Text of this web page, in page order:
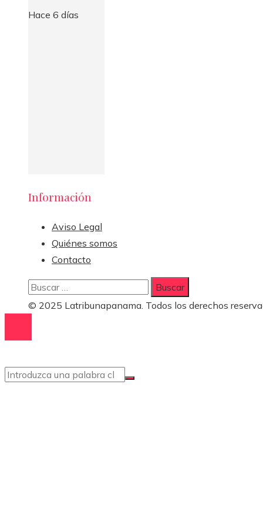
Hace 6 días
Información
Aviso Legal
Quiénes somos
Contacto
Buscar:
© 2025 Latribunapanama. Todos los derechos